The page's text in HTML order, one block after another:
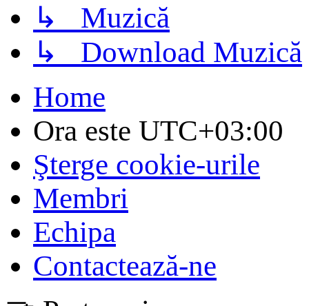
↳ Muzică
↳ Download Muzică
Home
Ora este UTC+03:00
Şterge cookie-urile
Membri
Echipa
Contactează-ne